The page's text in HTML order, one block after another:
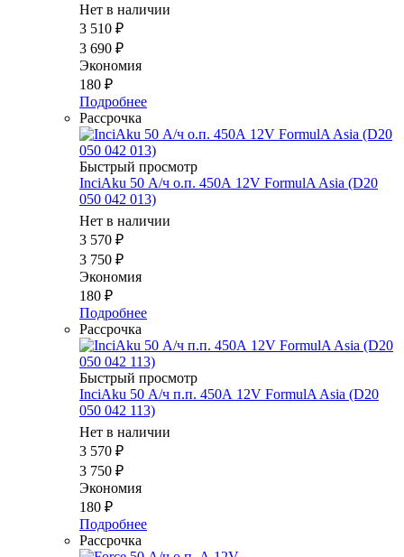
Нет в наличии
3 510 ₽
3 690 ₽
Экономия
180 ₽
Подробнее
Рассрочка
Быстрый просмотр
InciAku 50 А/ч о.п. 450А 12V FormulA Asia (D20
050 042 013)
Нет в наличии
3 570 ₽
3 750 ₽
Экономия
180 ₽
Подробнее
Рассрочка
Быстрый просмотр
InciAku 50 А/ч п.п. 450А 12V FormulA Asia (D20
050 042 113)
Нет в наличии
3 570 ₽
3 750 ₽
Экономия
180 ₽
Подробнее
Рассрочка